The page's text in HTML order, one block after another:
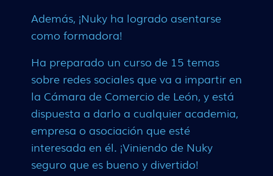
Además, ¡Nuky ha logrado asentarse
como formadora!
Ha preparado un curso de 15 temas
sobre redes sociales que va a impartir en
la Cámara de Comercio de León, y está
dispuesta a darlo a cualquier academia,
empresa o asociación que esté
interesada en él. ¡Viniendo de Nuky
seguro que es bueno y divertido!